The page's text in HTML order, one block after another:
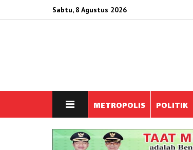
Sabtu, 8 Agustus 2026
METROPOLIS POLITIK